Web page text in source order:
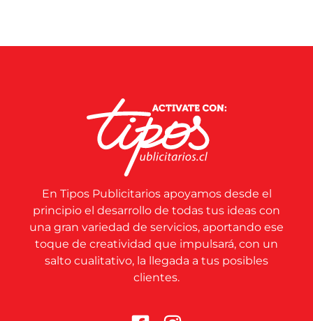
En Tipos Publicitarios apoyamos desde el
principio el desarrollo de todas tus ideas con
una gran variedad de servicios, aportando ese
toque de creatividad que impulsará, con un
salto cualitativo, la llegada a tus posibles
clientes.